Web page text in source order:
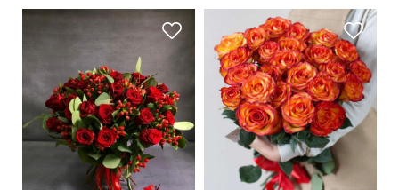
Бесплатная доставка
цветов
Фото перед доставкой
50 см
40 см